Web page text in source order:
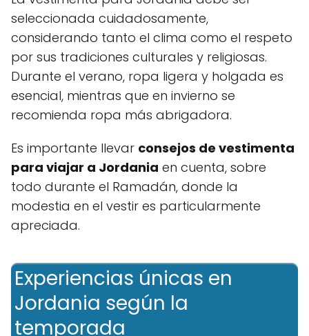
seleccionada cuidadosamente,
considerando tanto el clima como el respeto
por sus tradiciones culturales y religiosas.
Durante el verano, ropa ligera y holgada es
esencial, mientras que en invierno se
recomienda ropa más abrigadora.
Es importante llevar consejos de vestimenta
para viajar a Jordania en cuenta, sobre
todo durante el Ramadán, donde la
modestia en el vestir es particularmente
apreciada.
Experiencias únicas en
Jordania según la
temporada